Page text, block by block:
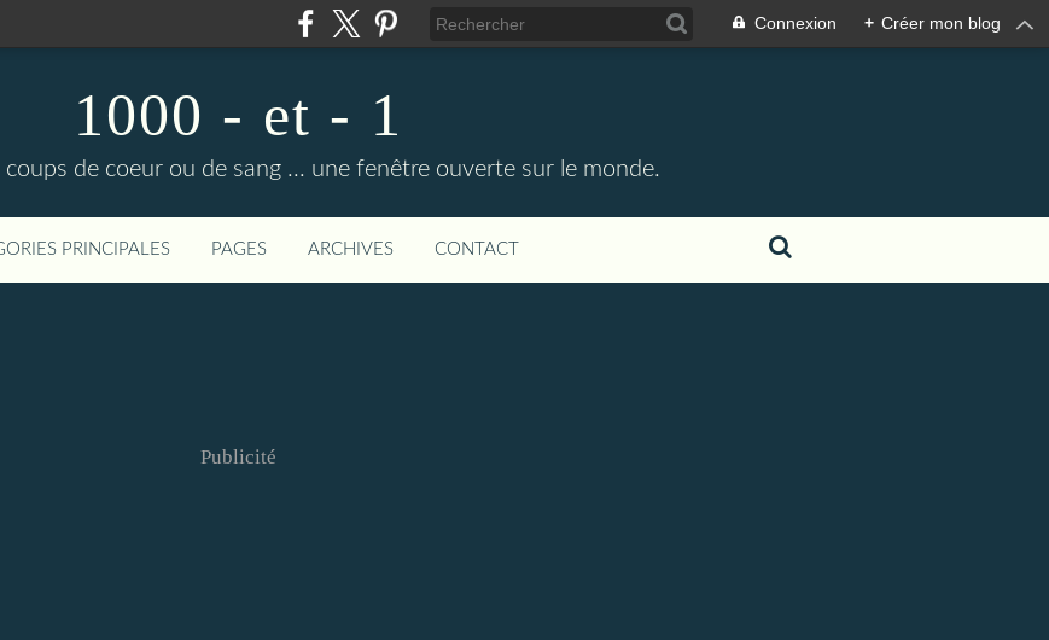
Connexion + Créer mon blog
1000 - et - 1
coups de coeur ou de sang ... une fenêtre ouverte sur le monde.
PRINCIPALES PAGES ARCHIVES CONTACT
Publicité